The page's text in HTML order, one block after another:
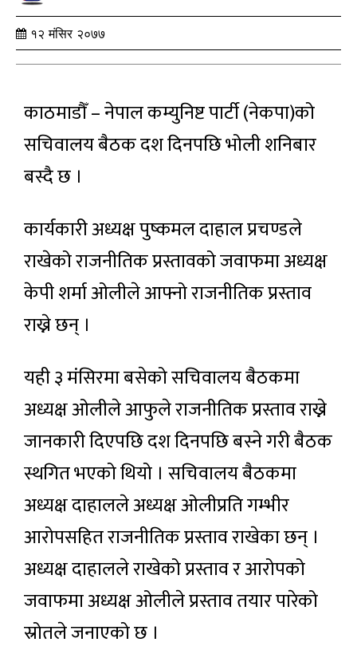
१२ मंसिर २०७७
काठमाडौँ – नेपाल कम्युनिष्ट पार्टी (नेकपा)को
सचिवालय बैठक दश दिनपछि भोली शनिबार
बस्दै छ ।
कार्यकारी अध्यक्ष पुष्कमल दाहाल प्रचण्डले
राखेको राजनीतिक प्रस्तावको जवाफमा अध्यक्ष
केपी शर्मा ओलीले आफ्नो राजनीतिक प्रस्ताव
राख्ने छन् ।
यही ३ मंसिरमा बसेको सचिवालय बैठकमा
अध्यक्ष ओलीले आफुले राजनीतिक प्रस्ताव राख्ने
जानकारी दिएपछि दश दिनपछि बस्ने गरी बैठक
स्थगित भएको थियो । सचिवालय बैठकमा
अध्यक्ष दाहालले अध्यक्ष ओलीप्रति गम्भीर
आरोपसहित राजनीतिक प्रस्ताव राखेका छन् ।
अध्यक्ष दाहालले राखेको प्रस्ताव र आरोपको
जवाफमा अध्यक्ष ओलीले प्रस्ताव तयार पारेको
स्रोतले जनाएको छ ।